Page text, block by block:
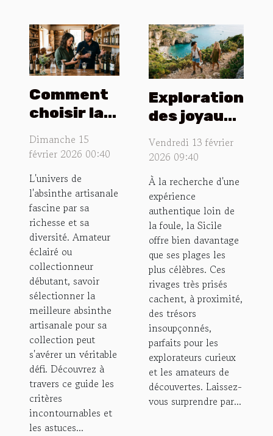
Comment
choisir la
meilleure
absinthe
pour votre
collection
?
Dimanche 15
février 2026 00:40
L'univers de
l'absinthe artisanale
fascine par sa
richesse et sa
diversité. Amateur
éclairé ou
collectionneur
débutant, savoir
sélectionner la
meilleure absinthe
artisanale pour sa
collection peut
s'avérer un véritable
défi. Découvrez à
travers ce guide les
critères
incontournables et
les astuces...
Exploration
des joyaux
près des
populaires
de Sicile
Vendredi 13 février
2026 09:40
À la recherche d'une
expérience
authentique loin de
la foule, la Sicile
offre bien davantage
que ses plages les
plus célèbres. Ces
rivages très prisés
cachent, à proximité,
des trésors
insoupçonnés,
parfaits pour les
explorateurs curieux
et les amateurs de
découvertes. Laissez-
vous surprendre par...